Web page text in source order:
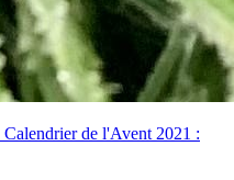
Calendrier de l'Avent 2021 :